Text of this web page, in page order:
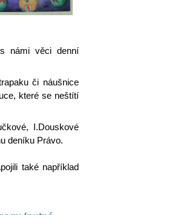
námi věci denní
či náušnice
které se neštítí
I.Douskové
deníku Právo.
také například